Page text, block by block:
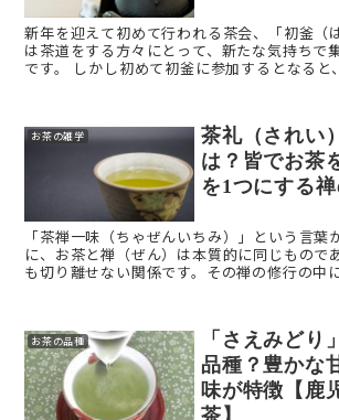
新年を迎えて初めて行われる茶会、「初釜（
は茶道をする方々にとって、新たな気持ちで
です。 しかし初めて初釜に参加するとなると
お茶の雑学
茶礼（されい
は？皆でお茶
を1つにする
「茶禅一味（ちゃぜんいちみ）」という言葉
に、お茶と禅（ぜん）は本質的に同じもので
も切り離せない関係です。その禅の修行の中
お茶の品種
「さえみどり
品種？豊かな
味が特徴【鹿